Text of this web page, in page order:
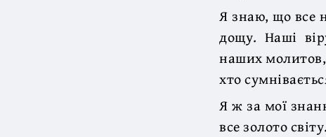
Я знаю, що все
дощу. Наші
наших молитов,
хто
Я ж за мої
все золото світу.